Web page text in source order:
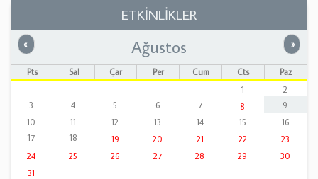
ETKİNLİKLER
« Önceki »
Ağustos
Pts Sal Çar Per Cum Cts
Paz
1
2
3
4 5 6 7 8
9
10
11 12 13 14 15
16
17
18 19 20 21 22
23
24
25 26 27 28 29
30
31